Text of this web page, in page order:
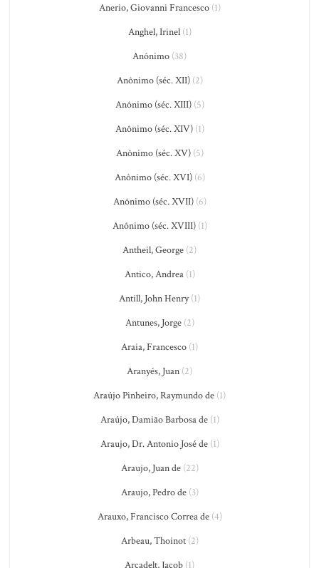
Anerio, Giovanni Francesco(1)
Anghel, Irinel(1)
Anônimo (38)
Anônimo (séc. XII)(2)
Anônimo (séc. XIII)(5)
Anônimo (séc. XIV)(1)
Anônimo (séc. XV)(5)
Anônimo (séc. XVI)(6)
Anônimo (séc. XVII)(6)
Anônimo (séc. XVIII)(1)
Antheil, George (2)
Antico, Andrea(1)
Antill, John Henry(1)
Antunes, Jorge(2)
Araia, Francesco (1)
Aranyés, Juan (2)
Araújo Pinheiro, Raymundo de (1)
Araújo, Damião Barbosa de(1)
Araujo, Dr. Antonio José de(1)
Araujo, Juan de(22)
Araujo, Pedro de(3)
Arauxo, Francisco Correa de(4)
Arbeau, Thoinot(2)
Arcadelt, Jacob (1)